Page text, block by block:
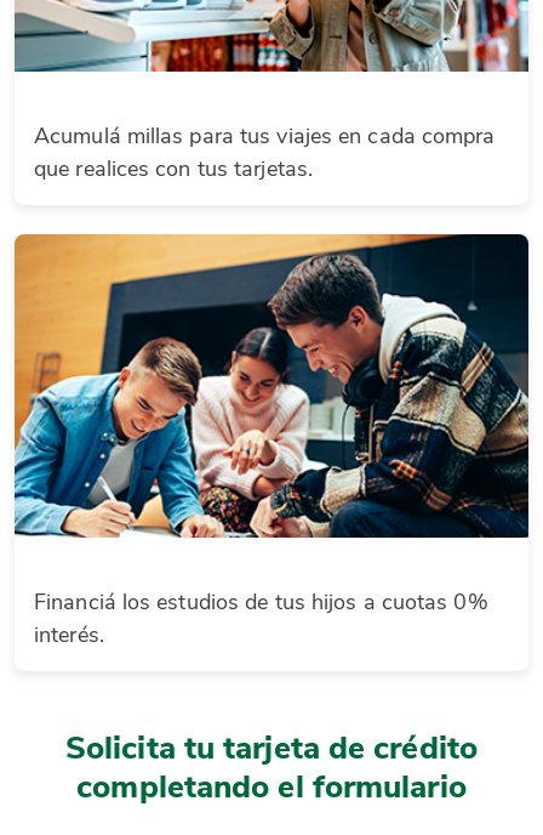
Acumulá millas para tus viajes en cada compra
que realices con tus tarjetas.
Financiá los estudios de tus hijos a cuotas 0%
interés.
Solicita tu tarjeta de crédito
completando el formulario